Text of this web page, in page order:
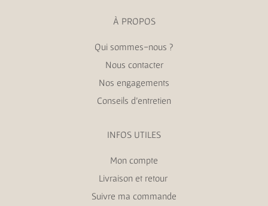
À PROPOS
Qui sommes-nous ?
Nous contacter
Nos engagements
Conseils d’entretien
INFOS UTILES
Mon compte
Livraison et retour
Suivre ma commande